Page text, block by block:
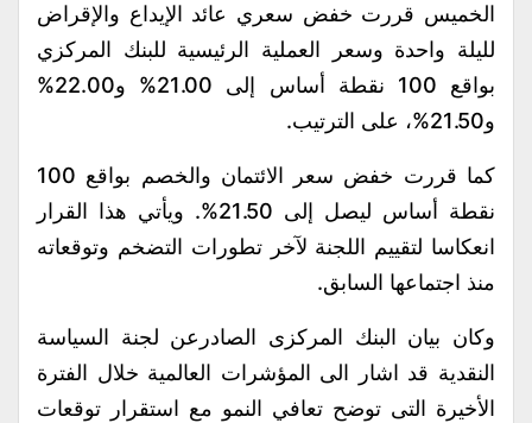
الخميس قررت خفض سعري عائد الإيداع والإقراض
لليلة واحدة وسعر العملية الرئيسية للبنك المركزي
بواقع 100 نقطة أساس إلى 21.00% و22.00%
و21.50%، على الترتيب.
كما قررت خفض سعر الائتمان والخصم بواقع 100
نقطة أساس ليصل إلى 21.50%. ويأتي هذا القرار
انعكاسا لتقييم اللجنة لآخر تطورات التضخم وتوقعاته
منذ اجتماعها السابق.
وكان بيان البنك المركزى الصادرعن لجنة السياسة
النقدية قد اشار الى المؤشرات العالمية خلال الفترة
الأخيرة التى توضح تعافي النمو مع استقرار توقعات